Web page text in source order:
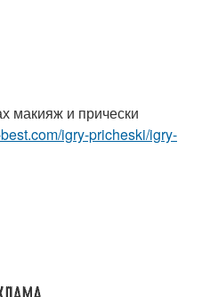
макияж и прически
igry-pricheski/igry-